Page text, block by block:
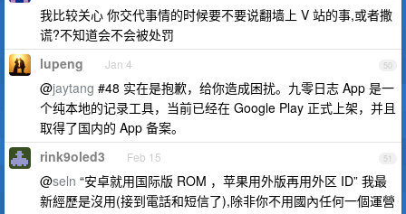
我比较关心 你交代事情的时候要不要说翻墙上 V 站的事,或者撒
谎?不知道会不会被处罚
50
lupeng Jan 4
@jaytang #48 实在是抱歉，给你造成困扰。九零日志 App 是一
个纯本地的记录工具，当前已经在 Google Play 正式上架，并且
取得了国内的 App 备案。
51
rink9oled3 Feb 15
@seln “安卓就用国际版 ROM ，苹果用外版再用外区 ID” 我最
新經歷是沒用(接到電話和短信了),除非你不用國內任何一個運營